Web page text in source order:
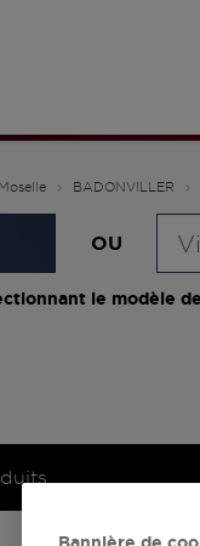
BADONVILLER
OU
le modèle